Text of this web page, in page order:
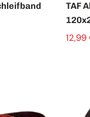
TAF
12,99